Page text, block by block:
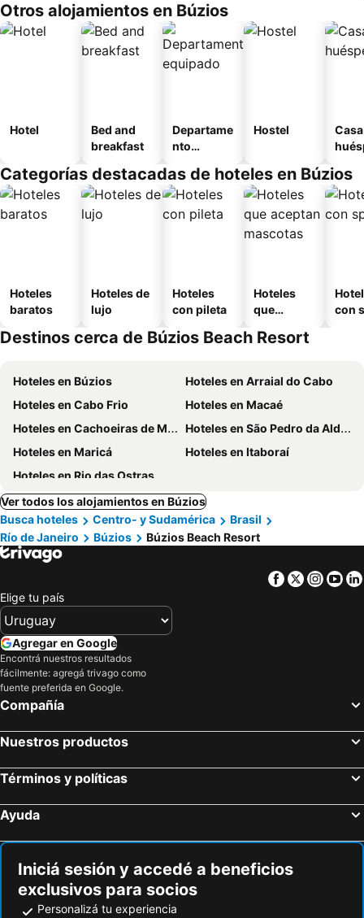
Otros alojamientos en Búzios
Hotel
Bed and
breakfast
Departame
nto
Hostel
Categorías destacadas de hoteles en Búzios
Hoteles
baratos
Hoteles de
lujo
Hoteles
con pileta
Hoteles
que
mascotas
con
Destinos cerca de Búzios Beach Resort
Hoteles en Búzios
Hoteles en Arraial do Cabo
Hoteles en Cabo Frio
Hoteles en Macaé
Hoteles en Cachoeiras de Macacu
Hoteles en São Pedro da Aldeia
Hoteles en Maricá
Hoteles en Itaboraí
Hoteles en Rio das Ostras
Ver todos los alojamientos en Búzios
Busca hoteles
Centro- y Sudamérica
Brasil
Río de Janeiro
Búzios Búzios Beach Resort
Facebook
Twitter
Elige tu país
Agregar en Google
Encontrá nuestros resultados
fácilmente: agregá trivago como
fuente preferida en Google.
Compañía
Nuestros productos
Términos y políticas
Ayuda
Iniciá sesión y accedé a beneficios
exclusivos para socios
Personalizá tu experiencia